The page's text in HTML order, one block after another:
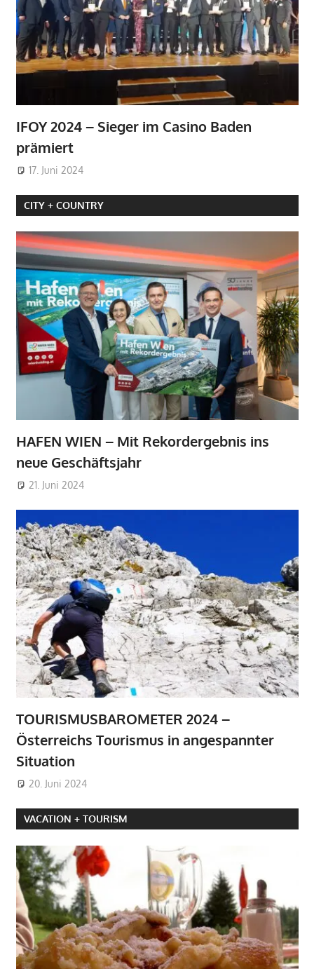
IFOY 2024 – Sieger im Casino Baden
prämiert
17. Juni 2024
CITY + COUNTRY
HAFEN WIEN – Mit Rekordergebnis ins
neue Geschäftsjahr
21. Juni 2024
TOURISMUSBAROMETER 2024 –
Österreichs Tourismus in angespannter
Situation
20. Juni 2024
VACATION + TOURISM